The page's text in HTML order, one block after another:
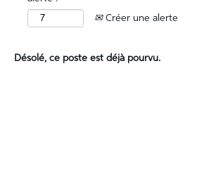
Créer une alerte
Désolé, ce poste est déjà pourvu.